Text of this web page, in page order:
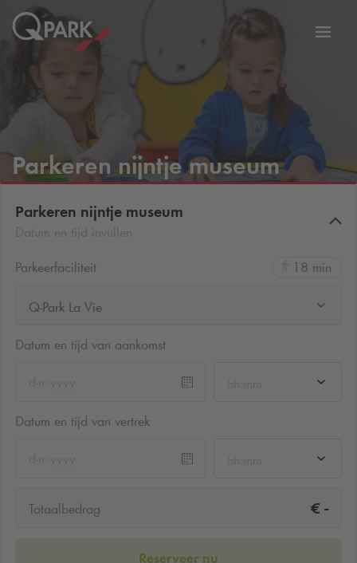
Parkeren nijntje museum
Parkeren nijntje museum
Parkeerfaciliteit
18 min
Q-Park La Vie
Datum en tijd van aankomst
Datum en tijd van vertrek
Totaalbedrag € -
Reserveer nu